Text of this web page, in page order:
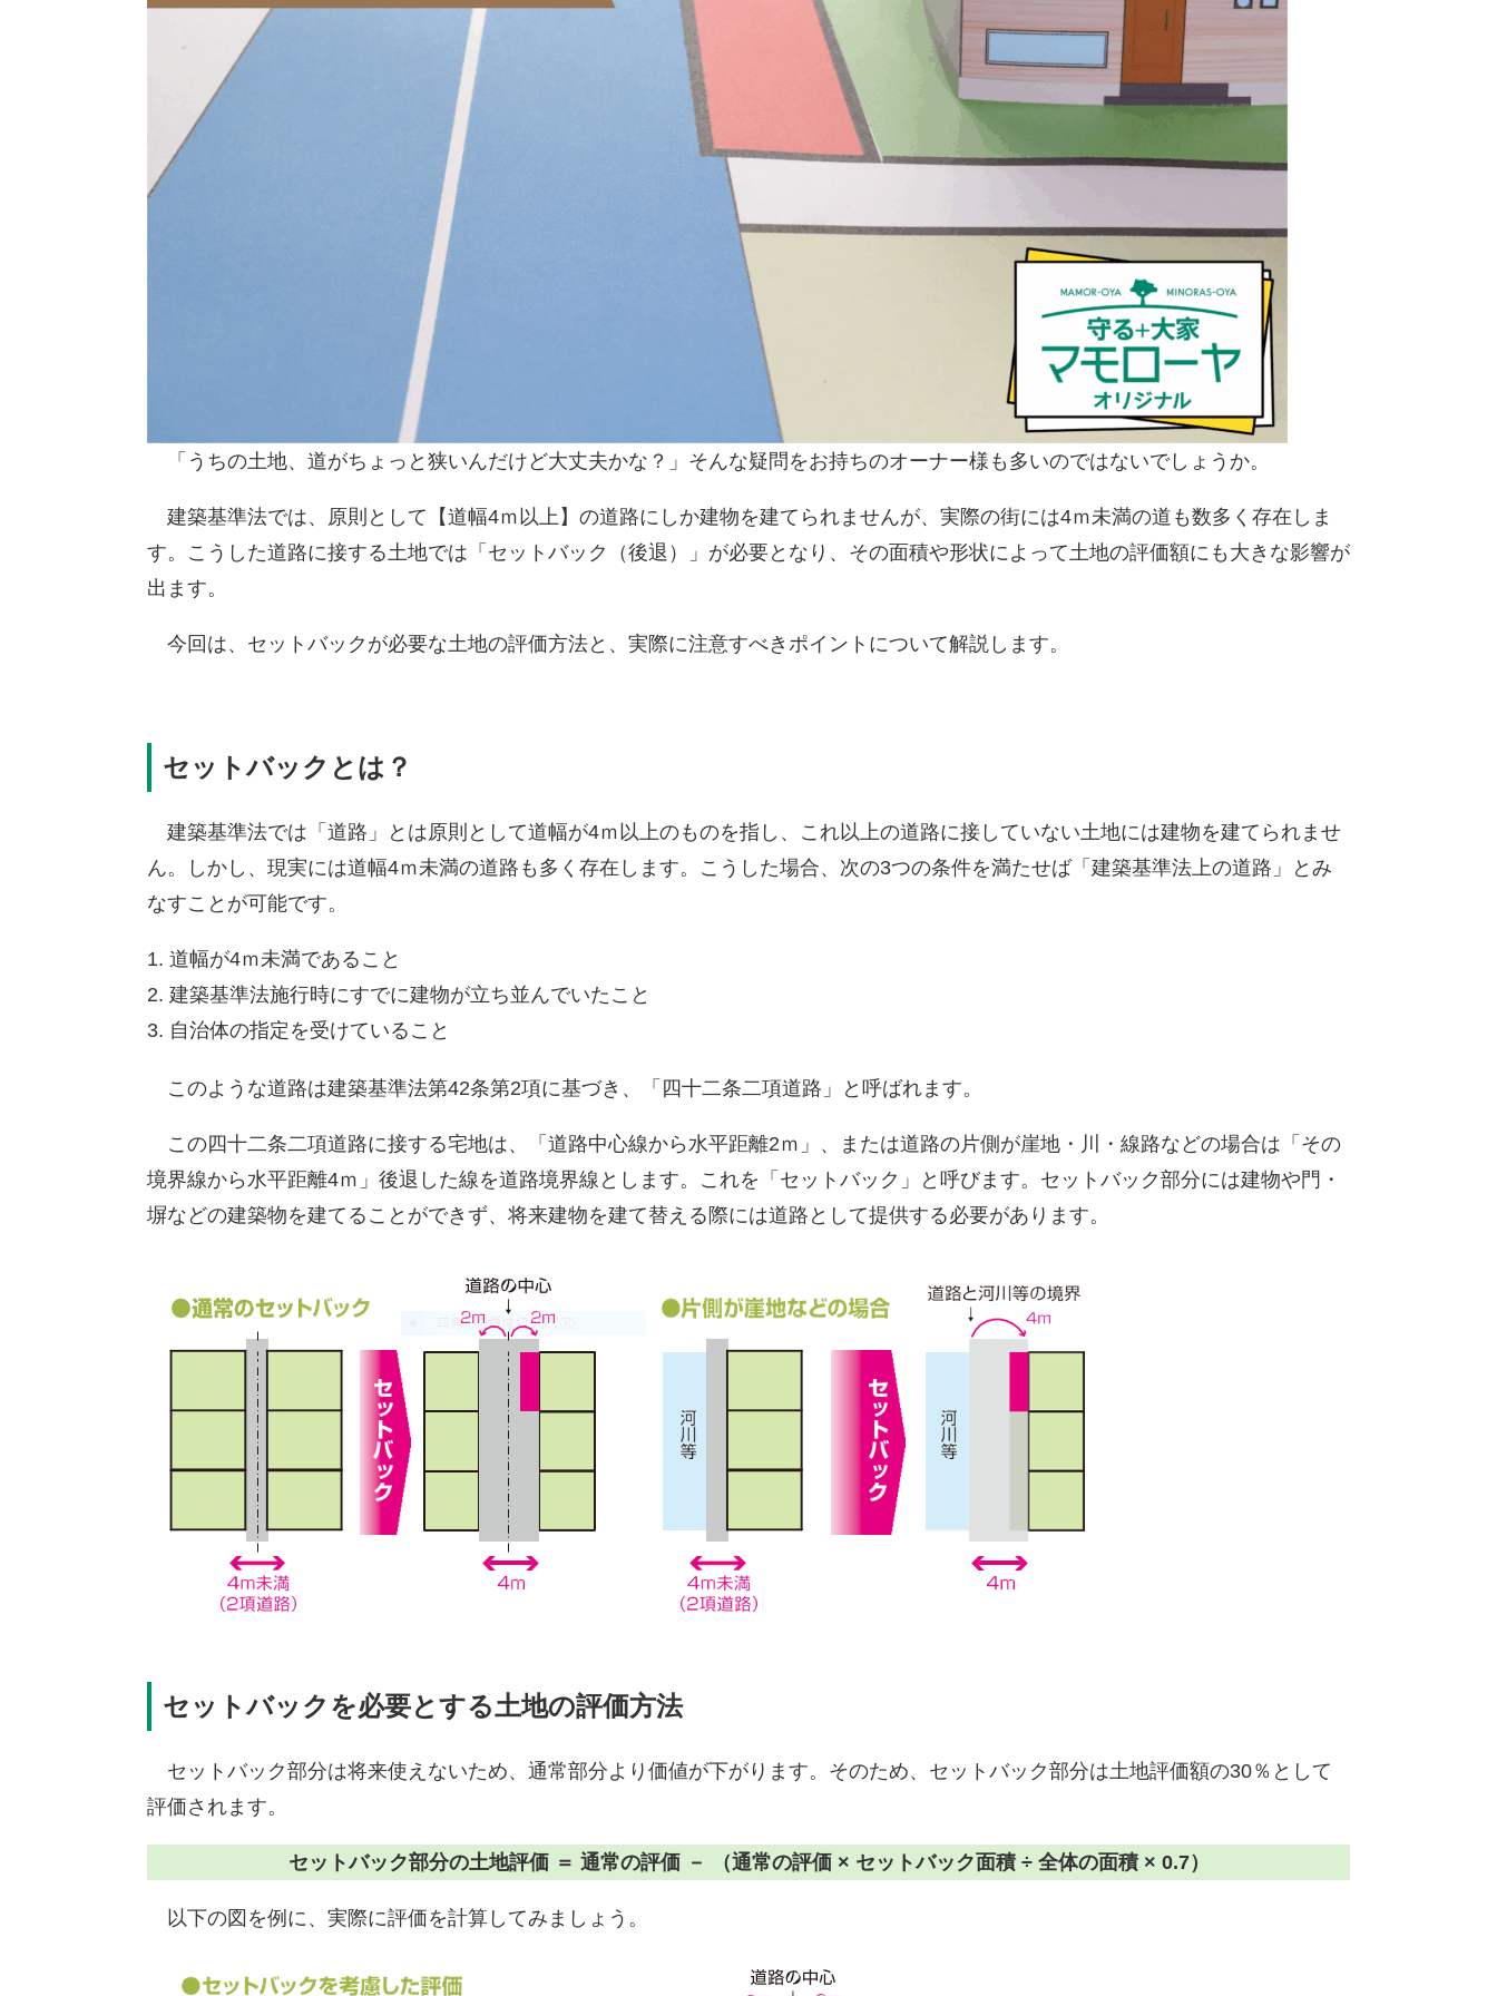
「うちの土地、道がちょっと狭いんだけど大丈夫かな？」そんな疑問をお持ちのオーナー様も多いのではないでしょうか。
建築基準法では、原則として【道幅4ｍ以上】の道路にしか建物を建てられませんが、実際の街には4ｍ未満の道も数多く存在しま
す。こうした道路に接する土地では「セットバック（後退）」が必要となり、その面積や形状によって土地の評価額にも大きな影響が
出ます。
今回は、セットバックが必要な土地の評価方法と、実際に注意すべきポイントについて解説します。
セットバックとは？
建築基準法では「道路」とは原則として道幅が4ｍ以上のものを指し、これ以上の道路に接していない土地には建物を建てられませ
ん。しかし、現実には道幅4ｍ未満の道路も多く存在します。こうした場合、次の3つの条件を満たせば「建築基準法上の道路」とみ
なすことが可能です。
道幅が4ｍ未満であること
建築基準法施行時にすでに建物が立ち並んでいたこと
自治体の指定を受けていること
このような道路は建築基準法第42条第2項に基づき、「四十二条二項道路」と呼ばれます。
この四十二条二項道路に接する宅地は、「道路中心線から水平距離2ｍ」、または道路の片側が崖地・川・線路などの場合は「その
境界線から水平距離4ｍ」後退した線を道路境界線とします。これを「セットバック」と呼びます。セットバック部分には建物や門・
塀などの建築物を建てることができず、将来建物を建て替える際には道路として提供する必要があります。
セットバックを必要とする土地の評価方法
セットバック部分は将来使えないため、通常部分より価値が下がります。そのため、セットバック部分は土地評価額の30％として
評価されます。
セットバック部分の土地評価 ＝ 通常の評価 － （通常の評価 × セットバック面積 ÷ 全体の面積 × 0.7）
以下の図を例に、実際に評価を計算してみましょう。